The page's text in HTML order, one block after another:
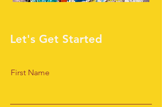
Let's Get Started
First Name